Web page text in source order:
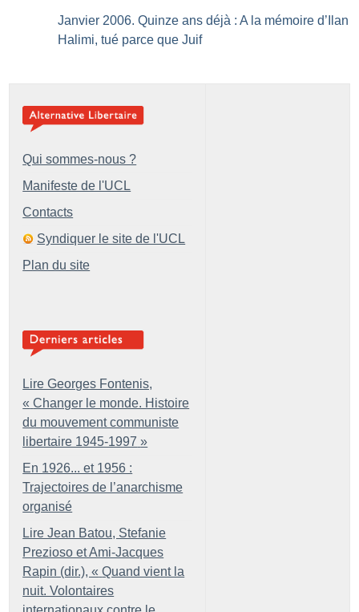
Janvier 2006. Quinze ans déjà : A la mémoire d’Ilan
Halimi, tué parce que Juif
Qui sommes-nous ?
Manifeste de l'UCL
Contacts
Syndiquer le site de l'UCL
Plan du site
Lire Georges Fontenis,
« Changer le monde. Histoire
du mouvement communiste
libertaire 1945-1997 »
En 1926... et 1956 :
Trajectoires de l’anarchisme
organisé
Lire Jean Batou, Stefanie
Prezioso et Ami-Jacques
Rapin (dir.), « Quand vient la
nuit. Volontaires